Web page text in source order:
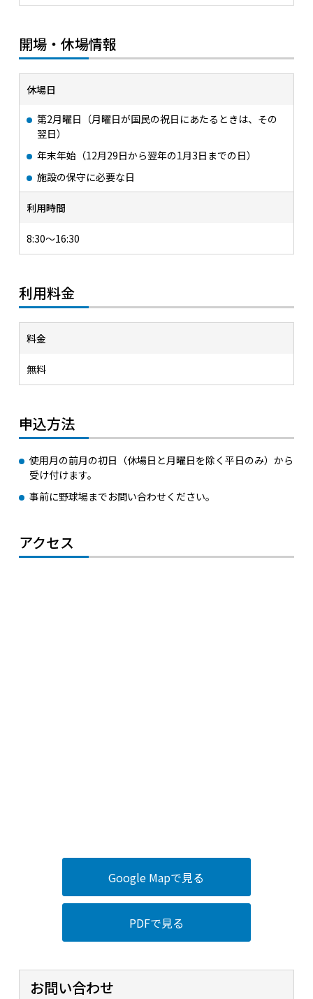
開場・休場情報
休場日
第2月曜日（月曜日が国民の祝日にあたるときは、その
翌日）
年末年始（12月29日から翌年の1月3日までの日）
施設の保守に必要な日
利用時間
8:30～16:30
利用料金
料金
無料
申込方法
使用月の前月の初日（休場日と月曜日を除く平日のみ）から
受け付けます。
事前に野球場までお問い合わせください。
アクセス
Google Mapで見る
PDFで見る
お問い合わせ